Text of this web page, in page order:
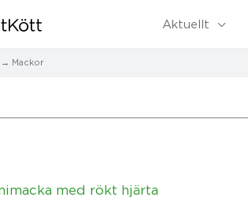
Aktuellt
Mackor
Sida
SidaSida
Sida